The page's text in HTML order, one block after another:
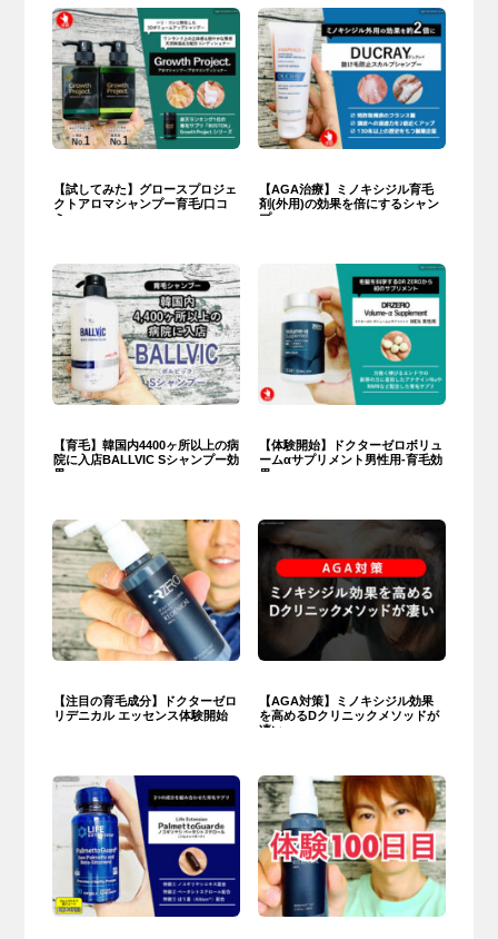
【試してみた】グロースプロジェ
クトアロマシャンプー育毛/口コ
ミ
【AGA治療】ミノキシジル育毛
剤(外用)の効果を倍にするシャン
プー
【育毛】韓国内4400ヶ所以上の病
院に入店BALLVIC Sシャンプー効
果
【体験開始】ドクターゼロボリュ
ームαサプリメント男性用-育毛効
果
【注目の育毛成分】ドクターゼロ
リデニカル エッセンス体験開始
【AGA対策】ミノキシジル効果
を高めるDクリニックメソッドが
凄い